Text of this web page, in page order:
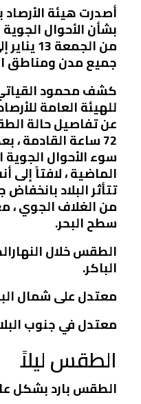
أصدرت هيئة الأرصاد
بشأن الأحوال
جميع مدن ومناطق
كشف محمود القياتي
للهيئة العامة
عن تفاصيل حالة
72 ساعة القادمة ،
سوء الأحوال الجوية
الماضية ، لافتاً إلى
تتأثر البلاد
من الغلاف الجوي ،
سطح البحر.
الطقس خلال
الباكر.
معتدل على شمال
معتدل في جنوب
الطقس ليلاً
الطقس بارد بشكل